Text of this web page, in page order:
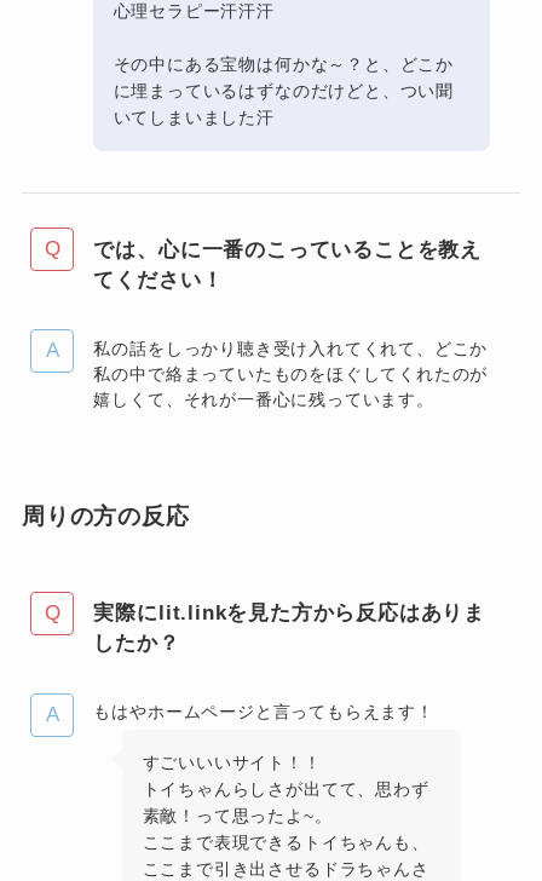
心理セラピー汗汗汗
その中にある宝物は何かな～？と、どこか
に埋まっているはずなのだけどと、つい聞
いてしまいました汗
では、心に一番のこっていることを教え
てください！
私の話をしっかり聴き受け入れてくれて、どこか
私の中で絡まっていたものをほぐしてくれたのが
嬉しくて、それが一番心に残っています。
周りの方の反応
実際にlit.linkを見た方から反応はありま
したか？
もはやホームページと言ってもらえます！
すごいいいサイト！！
トイちゃんらしさが出てて、思わず
素敵！って思ったよ~。
ここまで表現できるトイちゃんも、
ここまで引き出させるドラちゃんさ